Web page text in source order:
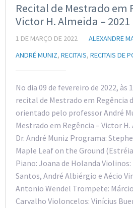
Recital de Mestrado em
Victor H. Almeida – 2021
1 DE MARÇO DE 2022
ALEXANDRE
ANDRÉ MUNIZ, RECITAIS, RECITAIS DE
No dia 09 de fevereiro de 2022, às
recital de Mestrado em Regência
orientado pelo professor André
Mestrado em Regência – Victor
Dr. André Muniz Programa:
Maple Leaf on the Ground
Piano: Joana de Holanda
Santos, André Albiérgio e Aécio
Antonio Wendel Trompete:
Carvalho Violoncelos: Vinícius